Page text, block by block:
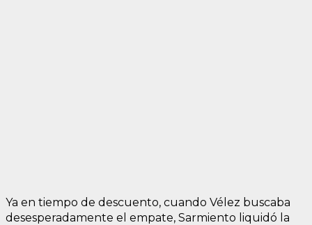
Ya en tiempo de descuento, cuando Vélez buscaba
desesperadamente el empate, Sarmiento liquidó la